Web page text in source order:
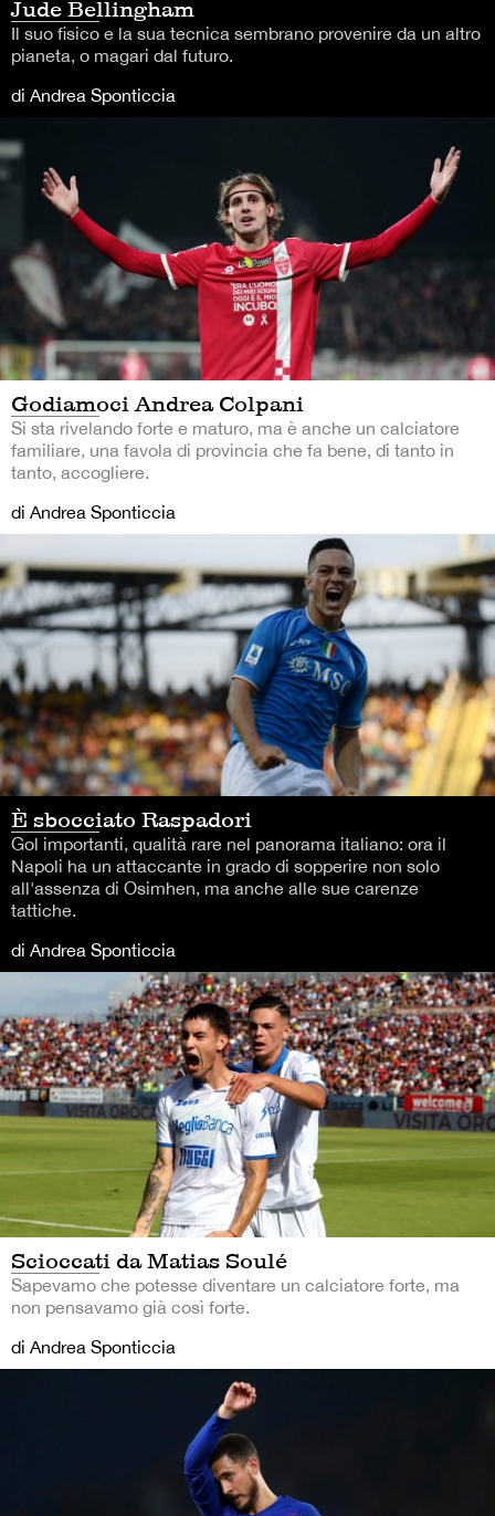
Jude Bellingham
Il suo fisico e la sua tecnica sembrano provenire da un altro
pianeta, o magari dal futuro.
di Andrea Sponticcia
Godiamoci Andrea Colpani
Si sta rivelando forte e maturo, ma è anche un calciatore
familiare, una favola di provincia che fa bene, di tanto in
tanto, accogliere.
di Andrea Sponticcia
È sbocciato Raspadori
Gol importanti, qualità rare nel panorama italiano: ora il
Napoli ha un attaccante in grado di sopperire non solo
all'assenza di Osimhen, ma anche alle sue carenze
tattiche.
di Andrea Sponticcia
Scioccati da Matias Soulé
Sapevamo che potesse diventare un calciatore forte, ma
non pensavamo già così forte.
di Andrea Sponticcia